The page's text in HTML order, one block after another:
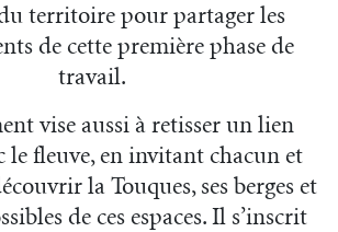
territoire pour partager les
de cette première phase de
travail.
vise aussi à retisser un lien
le fleuve, en invitant chacun et
la Touques, ses berges et
de ces espaces. Il s’inscrit